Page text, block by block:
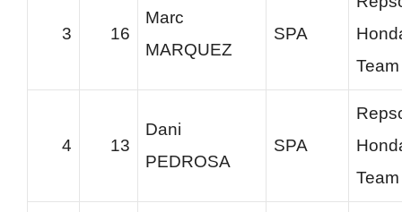
3 16
Marc
MARQUEZ
SPA
Team
4 13
Dani
PEDROSA
SPA
Team